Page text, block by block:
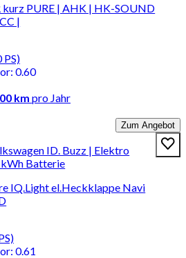
kurz PURE | AHK | HK-SOUND
|
PS)
: 0.60
km pro Jahr
Zum Angebot
ID. Buzz | Elektro
Batterie
IQ.Light el.Heckklappe Navi
: 0.61